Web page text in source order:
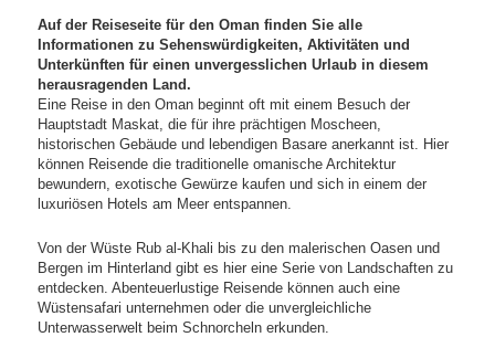
Auf der Reiseseite für den Oman finden Sie alle
Informationen zu Sehenswürdigkeiten, Aktivitäten und
Unterkünften für einen unvergesslichen Urlaub in diesem
herausragenden Land.
Eine Reise in den Oman beginnt oft mit einem Besuch der
Hauptstadt Maskat, die für ihre prächtigen Moscheen,
historischen Gebäude und lebendigen Basare anerkannt ist. Hier
können Reisende die traditionelle omanische Architektur
bewundern, exotische Gewürze kaufen und sich in einem der
luxuriösen Hotels am Meer entspannen.
Von der Wüste Rub al-Khali bis zu den malerischen Oasen und
Bergen im Hinterland gibt es hier eine Serie von Landschaften zu
entdecken. Abenteuerlustige Reisende können auch eine
Wüstensafari unternehmen oder die unvergleichliche
Unterwasserwelt beim Schnorcheln erkunden.